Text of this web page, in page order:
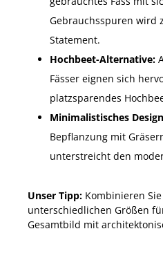
Gebrauchsspuren wird
Statement.
Hochbeet-Alternative:
Fässer eignen sich
platzsparendes
Minimalistisches
Bepflanzung mit
unterstreicht den
Unser Tipp: Kombinieren
unterschiedlichen Größen
Gesamtbild mit